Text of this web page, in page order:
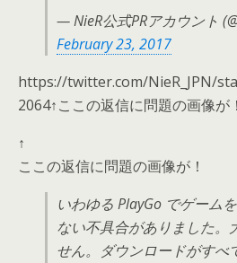
— NieR公式PRアカウント
February 23, 2017
https://twitter.com/NieR_JPN/
2064↑ここの返信に問題の画像が！
↑
ここの返信に問題の画像が！
いわゆる PlayGo でゲーム
ない不具合がありました。
せん。ダウンロードがすべ